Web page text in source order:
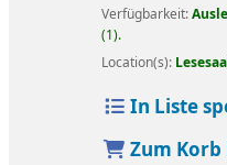
Verfügbarkeit:
(1).
Location(s):
In Liste
Zum